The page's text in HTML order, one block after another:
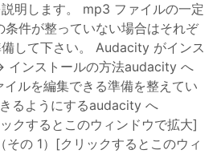
明します。 mp3 ファイルの一定
件が整っていない場合はそれぞ
して下さい。 Audacity がインス
インストールの方法audacity へ
ルを編集できる準備を整えてい
るようにするaudacity へ
クするとこのウィンドウで拡大]
の 1）[クリックするとこのウィ